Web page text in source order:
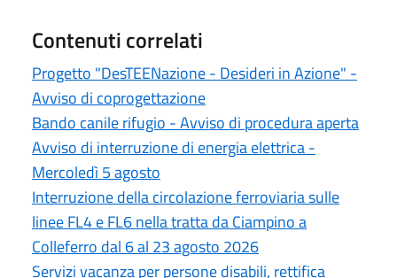
Contenuti correlati
Progetto "DesTEENazione - Desideri in Azione" -
Avviso di coprogettazione
Bando canile rifugio - Avviso di procedura aperta
Avviso di interruzione di energia elettrica -
Mercoledì 5 agosto
Interruzione della circolazione ferroviaria sulle
linee FL4 e FL6 nella tratta da Ciampino a
Colleferro dal 6 al 23 agosto 2026
Servizi vacanza per persone disabili, rettifica